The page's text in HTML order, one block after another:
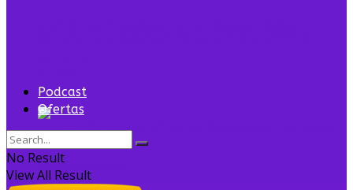
Podcast
Ofertas
No Result
View All Result